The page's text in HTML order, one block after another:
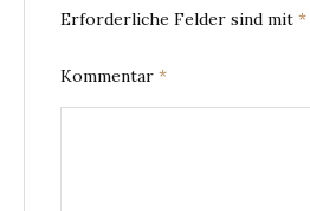
Erforderliche Felder sind mit *
Kommentar *